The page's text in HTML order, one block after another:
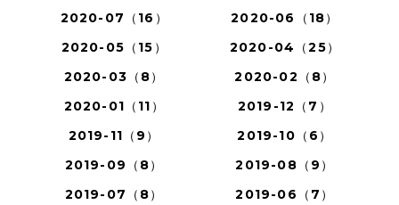
2020-07（16）
2020-06（18）
2020-05（15）
2020-04（25）
2020-03（8）
2020-02（8）
2020-01（11）
2019-12（7）
2019-11（9）
2019-10（6）
2019-09（8）
2019-08（9）
2019-07（8）
2019-06（7）